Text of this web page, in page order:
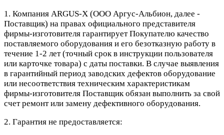
1. Компания ARGUS-X (ООО Аргус-Альбион, далее -
Поставщик) на правах официального представителя
фирмы-изготовителя гарантирует Покупателю качество
поставляемого оборудования и его безотказную работу в
течение 1-2 лет (точный срок в инструкции пользователя
или карточке товара) с даты поставки. В случае выявления
в гарантийный период заводских дефектов оборудование
или несоответствия техническим характеристикам
фирмы-изготовителя Поставщик обязан выполнить за свой
счет ремонт или замену дефективного оборудования.
2. Гарантия не предоставляется: